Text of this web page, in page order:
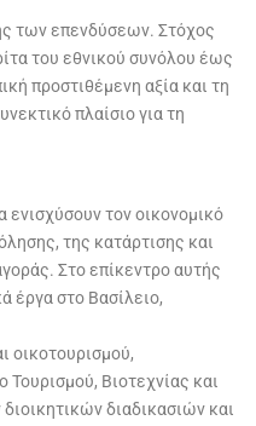
των επενδύσεων. Στόχος
του εθνικού συνόλου έως
προστιθέμενη αξία και τη
πλαίσιο για τη
ενισχύσουν τον οικονομικό
της κατάρτισης και
Στο επίκεντρο αυτής
έργα στο Βασίλειο,
οικοτουρισμού,
Βιοτεχνίας και
διαδικασιών και